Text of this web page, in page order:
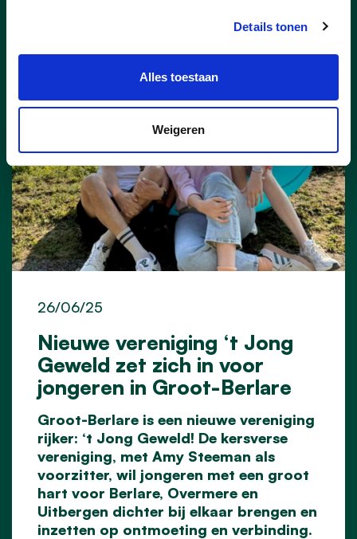
Details tonen
Alles toestaan
Weigeren
Nieuwe vereniging ‘t Jong
Geweld zet zich in voor
jongeren in Groot-Berlare
26/06/25
Groot-Berlare is een nieuwe vereniging
rijker: ‘t Jong Geweld! De kersverse
vereniging, met Amy Steeman als
voorzitter, wil jongeren met een groot
hart voor Berlare, Overmere en
Uitbergen dichter bij elkaar brengen en
inzetten op ontmoeting en verbinding.